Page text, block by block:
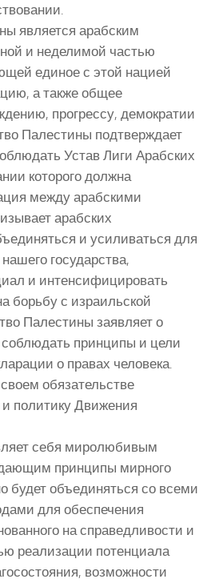
является арабским
и неделимой частью
единое с этой нацией
а также общее
прогрессу, демократии
Палестины подтверждает
Устав Лиги Арабских
которого должна
между арабскими
арабских
и усиливаться для
государства,
и интенсифицировать
борьбу с израильской
Палестины заявляет о
принципы и цели
о правах человека.
обязательстве
политику Движения
себя миролюбивым
принципы мирного
будет объединяться со всеми
для обеспечения
на справедливости и
реализации потенциала
возможности